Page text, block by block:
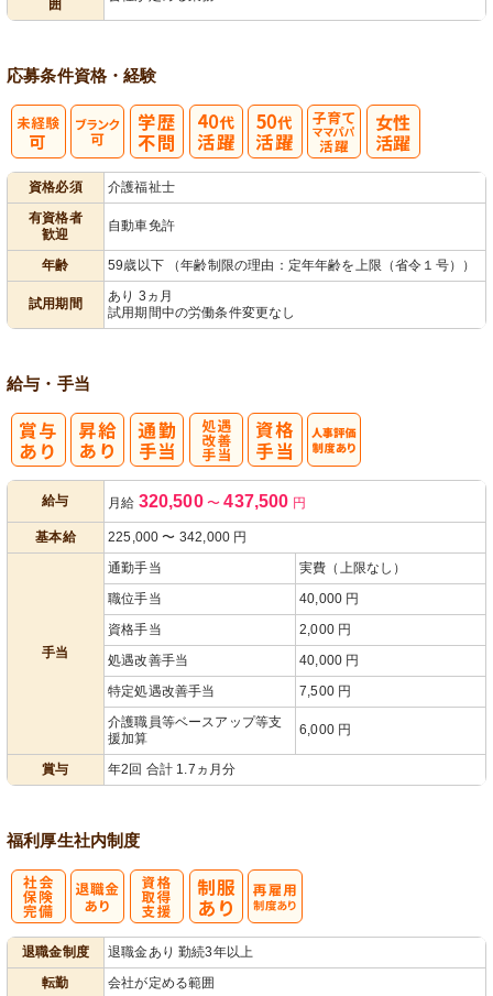
囲
応募条件資格・経験
資格必須
介護福祉士
有資格者
歓迎
自動車免許
年齢 59歳以下 （年齢制限の理由：定年年齢を上限（省令１号））
試用期間
あり 3ヵ月
試用期間中の労働条件変更なし
給与・手当
給与 月給 320,500 〜 437,500 円
基本給 225,000 〜 342,000 円
手当
通勤手当
実費（上限なし）
職位手当
40,000 円
資格手当
2,000 円
処遇改善手当
40,000 円
特定処遇改善手当
7,500 円
介護職員等ベースアップ等支
援加算
6,000 円
賞与 年2回 合計 1.7ヵ月分
福利厚生社内制度
退職金制度
退職金あり 勤続3年以上
転勤
会社が定める範囲